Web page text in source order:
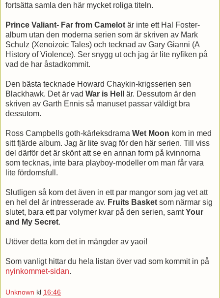
fortsätta samla den här mycket roliga titeln.
Prince Valiant- Far from Camelot är inte ett Hal Foster-
album utan den moderna serien som är skriven av Mark
Schulz (Xenoizoic Tales) och tecknad av Gary Gianni (A
History of Violence). Ser snygg ut och jag är lite nyfiken på
vad de har åstadkommit.
Den bästa tecknade Howard Chaykin-krigsserien sen
Blackhawk. Det är vad War is Hell
är. Dessutom är den
skriven av Garth Ennis så manuset passar väldigt bra
dessutom.
Ross Campbells goth-kärleksdrama Wet Moon kom in med
sitt fjärde album. Jag är lite svag för den här serien. Till viss
del därför det är skönt att se en annan form på kvinnorna
som tecknas, inte bara playboy-modeller om man får vara
lite fördomsfull.
Slutligen så kom det även in ett par mangor som jag vet att
en hel del är intresserade av. Fruits Basket som närmar sig
slutet, bara ett par volymer kvar på den serien, samtYour
and My Secret.
Utöver detta kom det in mängder av yaoi!
Som vanligt hittar du hela listan över vad som kommit in på
nyinkommet-sidan.
Unknown kl 16:46